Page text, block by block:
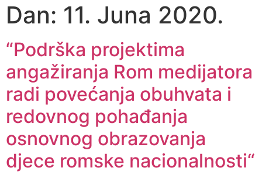
Dan: 11. Juna 2020.
“Podrška projektima
angažiranja Rom medijatora
radi povećanja obuhvata i
redovnog pohađanja
osnovnog obrazovanja
djece romske nacionalnosti“